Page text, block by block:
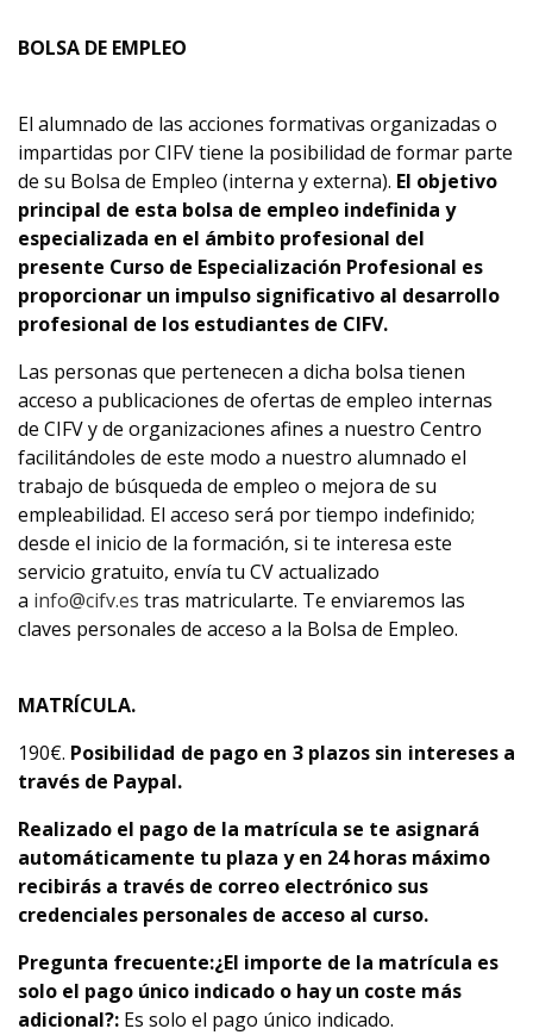
BOLSA DE EMPLEO
El alumnado de las acciones formativas organizadas o
impartidas por CIFV tiene la posibilidad de formar parte
de su Bolsa de Empleo (interna y externa). El objetivo
principal de esta bolsa de empleo indefinida y
especializada en el ámbito profesional del
presente Curso de Especialización Profesional es
proporcionar un impulso significativo al desarrollo
profesional de los estudiantes de CIFV.
Las personas que pertenecen a dicha bolsa tienen
acceso a publicaciones de ofertas de empleo internas
de CIFV y de organizaciones afines a nuestro Centro
facilitándoles de este modo a nuestro alumnado el
trabajo de búsqueda de empleo o mejora de su
empleabilidad. El acceso será por tiempo indefinido;
desde el inicio de la formación, si te interesa este
servicio gratuito, envía tu CV actualizado
a info@cifv.es tras matricularte. Te enviaremos las
claves personales de acceso a la Bolsa de Empleo.
MATRÍCULA.
190€. Posibilidad de pago en 3 plazos sin intereses a
través de Paypal.
Realizado el pago de la matrícula se te asignará
automáticamente tu plaza y en 24 horas máximo
recibirás a través de correo electrónico sus
credenciales personales de acceso al curso.
Pregunta frecuente:¿El importe de la matrícula es
solo el pago único indicado o hay un coste más
adicional?: Es solo el pago único indicado.